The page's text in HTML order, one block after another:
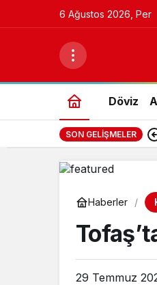
6 Ağustos 2026, Per
Döviz
SON GELIŞMELER
Haberler
29 Temmuz